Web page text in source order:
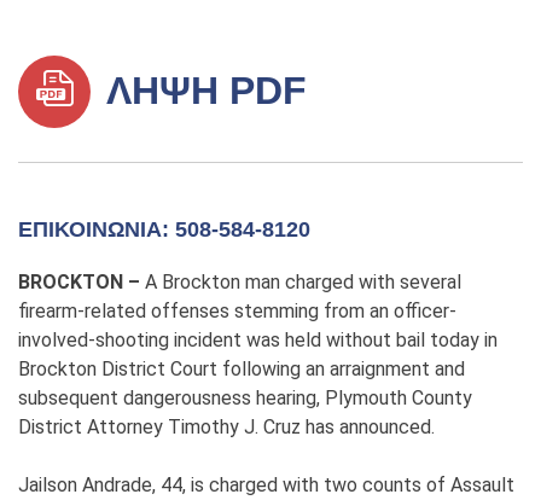
ΛΉΨΗ PDF
ΕΠΙΚΟΙΝΩΝΊΑ: 508-584-8120
BROCKTON – A Brockton man charged with several
firearm-related offenses stemming from an officer-
involved-shooting incident was held without bail today in
Brockton District Court following an arraignment and
subsequent dangerousness hearing, Plymouth County
District Attorney Timothy J. Cruz has announced.
Jailson Andrade, 44, is charged with two counts of Assault